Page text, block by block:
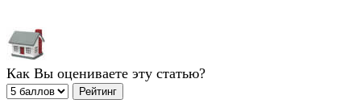
Как Вы оцениваете эту статью?